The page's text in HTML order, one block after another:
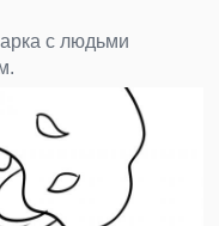
с людьми